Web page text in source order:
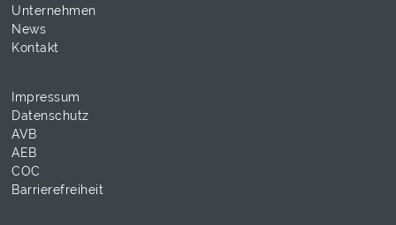
Unternehmen
News
Kontakt
Impressum
Datenschutz
AVB
AEB
COC
Barrierefreiheit